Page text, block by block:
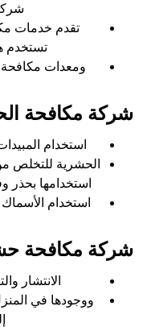
تقدم خدمات
تستخدم
ومعدات مكافحة
شركة مكافحة
استخدام
الحشرية للتخلص
استخدامها بحذر
استخدام الأسماك
شركة مكافحة
الانتشار
ووجودها في